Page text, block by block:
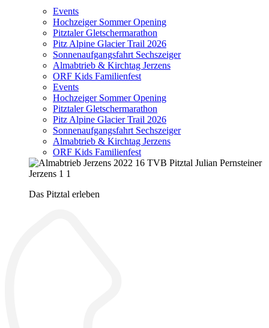
Events
Hochzeiger Sommer Opening
Pitztaler Gletschermarathon
Pitz Alpine Glacier Trail 2026
Sonnenaufgangsfahrt Sechszeiger
Almabtrieb & Kirchtag Jerzens
ORF Kids Familienfest
Events
Hochzeiger Sommer Opening
Pitztaler Gletschermarathon
Pitz Alpine Glacier Trail 2026
Sonnenaufgangsfahrt Sechszeiger
Almabtrieb & Kirchtag Jerzens
ORF Kids Familienfest
Das Pitztal erleben